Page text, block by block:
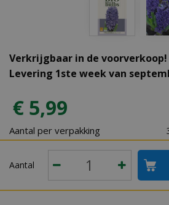
Verkrijgbaar in de voorverkoop!
Levering 1ste week van
€ 5,99
Aantal per verpakking
Aantal